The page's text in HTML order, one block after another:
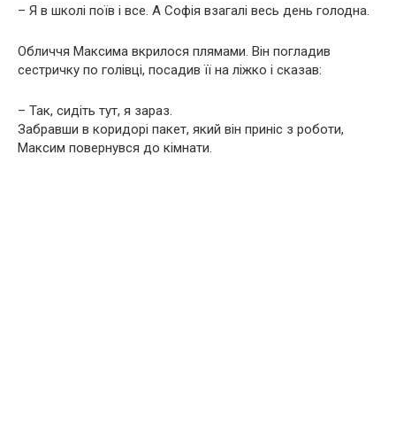
– Я в школі поїв і все. А Софія взагалі весь день голодна.
Обличчя Максима вкрилося плямами. Він погладив
сестричку по голівці, посадив її на ліжко і сказав:
– Так, сидіть тут, я зараз.
Забравши в коридорі пакет, який він приніс з роботи,
Максим повернувся до кімнати.